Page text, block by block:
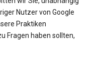
Nutzer von Google
Praktiken
Fragen haben sollten,